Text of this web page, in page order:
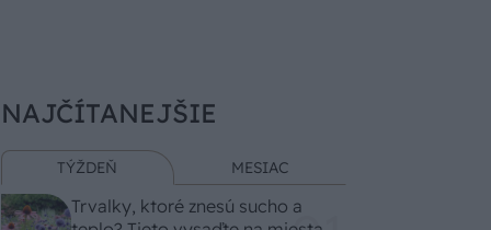
NAJČÍTANEJŠIE
TÝŽDEŇ MESIAC
Trvalky, ktoré znesú sucho a